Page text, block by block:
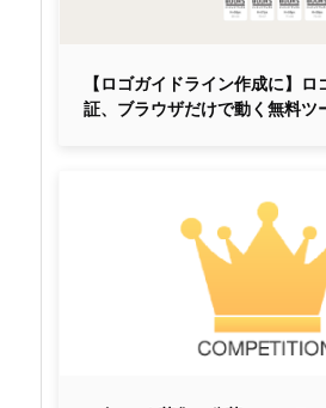
【ロゴガイドライン作成に】
証、ブラウザだけで動く無料ツ